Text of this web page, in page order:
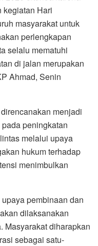
kegiatan Hari
masyarakat untuk
perlengkapan
selalu mematuhi
di jalan merupakan
Ahmad, Senin
menjadi
peningkatan
melalui upaya
hukum terhadap
menimbulkan
pembinaan dan
dilaksanakan
Masyarakat diharapkan
sebagai satu-